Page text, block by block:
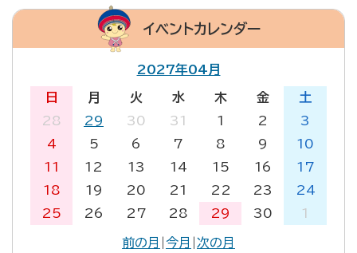
イベントカレンダー
2027年04月
日 月 火 水 木 金
土
28
29 30 31 1 2
3
4
5 6 7 8 9
10
11
12 13 14 15 16
17
18
19 20 21 22 23
24
25
26 27 28 29 30 1
前の月 今月 次の月